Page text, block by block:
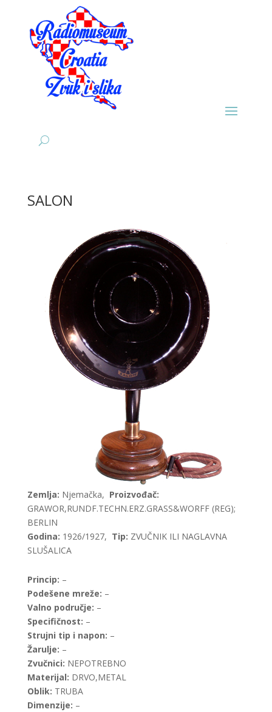
SALON
Zemlja: Njemačka, Proizvođač:
GRAWOR,RUNDF.TECHN.ERZ.GRASS&WORFF (REG);
BERLIN
Godina: 1926/1927, Tip: ZVUČNIK ILI NAGLAVNA
SLUŠALICA
Princip: –
Podešene mreže: –
Valno područje: –
Specifičnost: –
Strujni tip i napon: –
Žarulje: –
Zvučnici: NEPOTREBNO
Materijal: DRVO,METAL
Oblik: TRUBA
Dimenzije: –